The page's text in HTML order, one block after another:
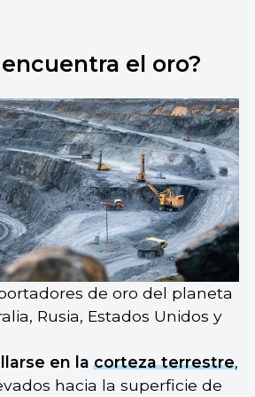
el oro?
de oro del planeta
Rusia, Estados Unidos y
en lacorteza terrestre,
hacia la superficie de